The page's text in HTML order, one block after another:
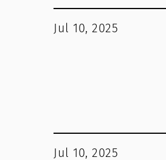
Jul 10, 2025
Jul 10, 2025